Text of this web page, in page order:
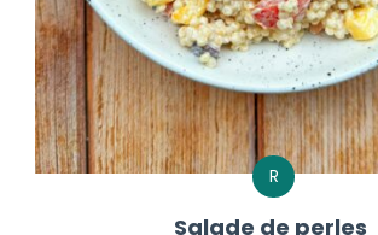
R
Salade de perles